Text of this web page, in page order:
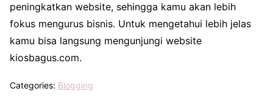
peningkatkan website, sehingga kamu akan lebih
fokus mengurus bisnis. Untuk mengetahui lebih jelas
kamu bisa langsung mengunjungi website
kiosbagus.com.
Categories: Blogging